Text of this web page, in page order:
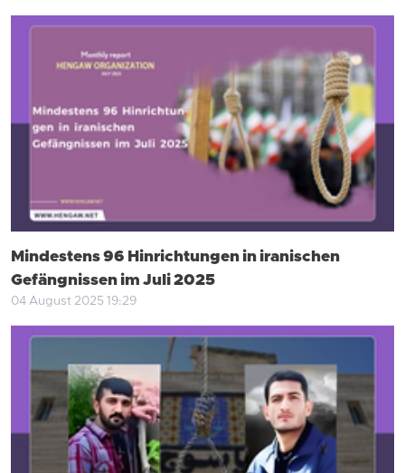
Mindestens 96 Hinrichtungen in iranischen
Gefängnissen im Juli 2025
04 August 2025 19:29